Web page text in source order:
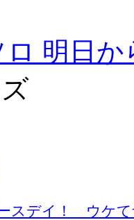
ロ 明日
スデイ！ ウケて